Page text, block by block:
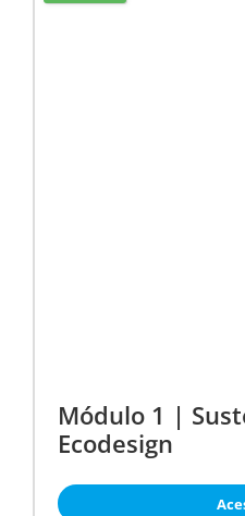
Módulo 1 |
Ecodesign